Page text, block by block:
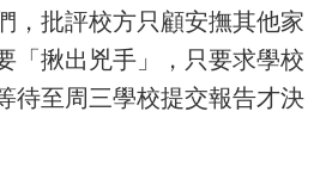
，批評校方只顧安撫其他家
「揪出兇手」，只要求學校
待至周三學校提交報告才決